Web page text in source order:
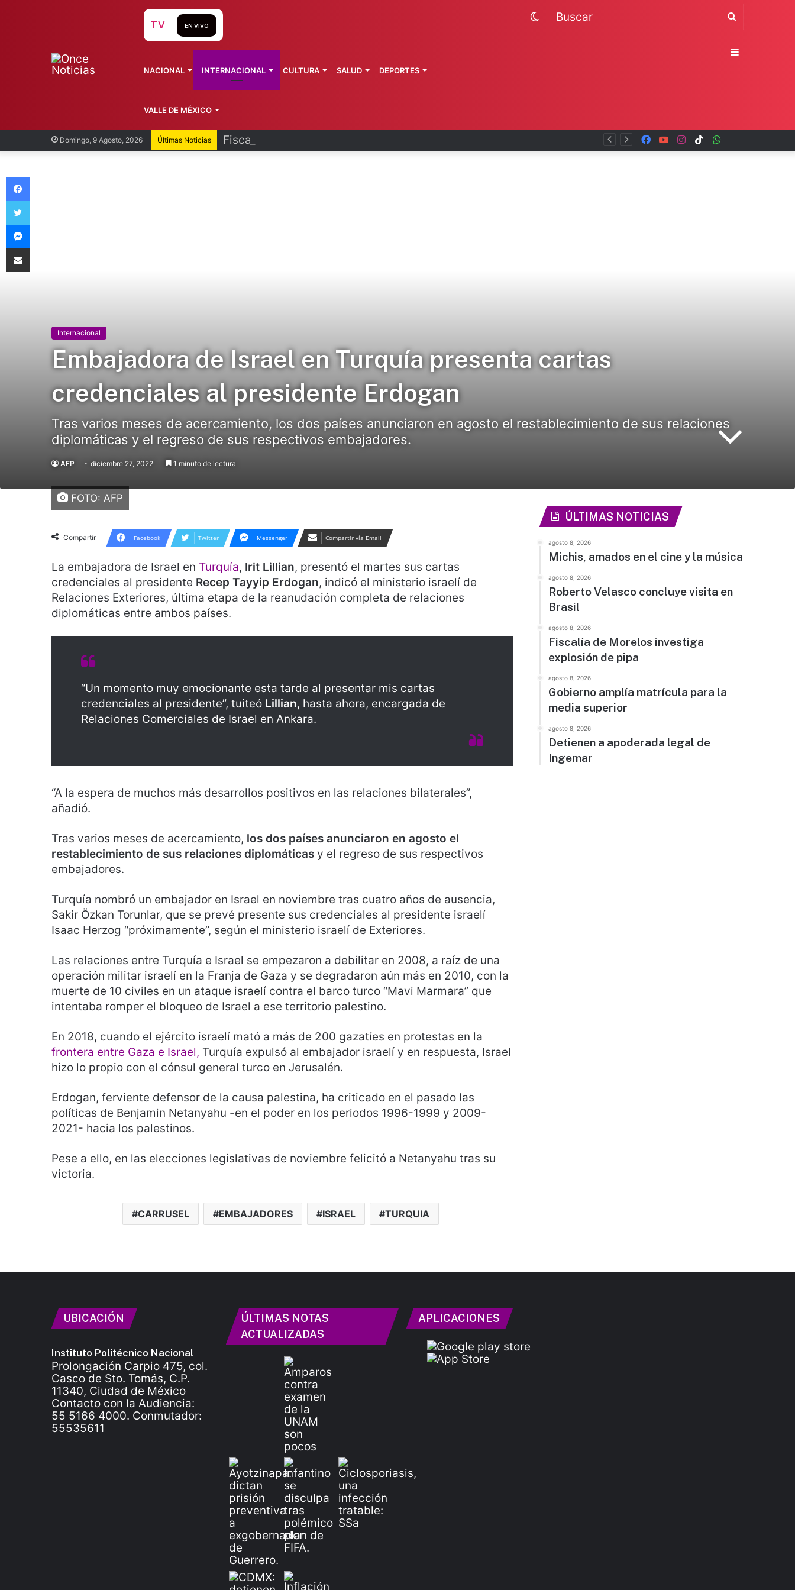
Domingo, 9 Agosto, 2026 Últimas Noticias Fiscalía de Morelos investiga explosión de pipa TikTok
Instagram
YouTube
Facebook
TV EN VIVO
NACIONAL INTERNACIONAL CULTURA SALUD DEPORTES
VALLE DE MÉXICO
Buscar
Switch
Sidebar
Internacional
Embajadora de Israel en Turquía presenta cartas
credenciales al presidente Erdogan
Tras varios meses de acercamiento, los dos países anunciaron en agosto el restablecimiento de sus relaciones
diplomáticas y el regreso de sus respectivos embajadores.
AFP diciembre 27, 2022 1 minuto de lectura
FOTO: AFP
Compartir Facebook Twitter Messenger Compartir vía Email
La embajadora de Israel en Turquía, Irit Lillian, presentó el martes sus cartas
credenciales al presidente Recep Tayyip Erdogan, indicó el ministerio israelí de
Relaciones Exteriores, última etapa de la reanudación completa de relaciones
diplomáticas entre ambos países.
“Un momento muy emocionante esta tarde al presentar mis cartas
credenciales al presidente”, tuiteó Lillian, hasta ahora, encargada de
Relaciones Comerciales de Israel en Ankara.
“A la espera de muchos más desarrollos positivos en las relaciones bilaterales”,
añadió.
Tras varios meses de acercamiento, los dos países anunciaron en agosto el
restablecimiento de sus relaciones diplomáticas y el regreso de sus respectivos
embajadores.
Turquía nombró un embajador en Israel en noviembre tras cuatro años de ausencia,
Sakir Özkan Torunlar, que se prevé presente sus credenciales al presidente israelí
Isaac Herzog “próximamente”, según el ministerio israelí de Exteriores.
Las relaciones entre Turquía e Israel se empezaron a debilitar en 2008, a raíz de una
operación militar israelí en la Franja de Gaza y se degradaron aún más en 2010, con la
muerte de 10 civiles en un ataque israelí contra el barco turco “Mavi Marmara” que
intentaba romper el bloqueo de Israel a ese territorio palestino.
En 2018, cuando el ejército israelí mató a más de 200 gazatíes en protestas en la
frontera entre Gaza e Israel, Turquía expulsó al embajador israelí y en respuesta, Israel
hizo lo propio con el cónsul general turco en Jerusalén.
Erdogan, ferviente defensor de la causa palestina, ha criticado en el pasado las
políticas de Benjamin Netanyahu -en el poder en los periodos 1996-1999 y 2009-
2021- hacia los palestinos.
Pese a ello, en las elecciones legislativas de noviembre felicitó a Netanyahu tras su
victoria.
CARRUSEL EMBAJADORES ISRAEL TURQUIA
ÚLTIMAS NOTICIAS
agosto 8, 2026
Michis, amados en el cine y la música
agosto 8, 2026
Roberto Velasco concluye visita en
Brasil
agosto 8, 2026
Fiscalía de Morelos investiga
explosión de pipa
agosto 8, 2026
Gobierno amplía matrícula para la
media superior
agosto 8, 2026
Detienen a apoderada legal de
Ingemar
UBICACIÓN
Instituto Politécnico Nacional
Prolongación Carpio 475, col.
Casco de Sto. Tomás, C.P.
11340, Ciudad de México
Contacto con la Audiencia:
55 5166 4000. Conmutador:
55535611
ÚLTIMAS NOTAS
ACTUALIZADAS
APLICACIONES
Facebook
Twitter
Messenger
Compartir vía Email